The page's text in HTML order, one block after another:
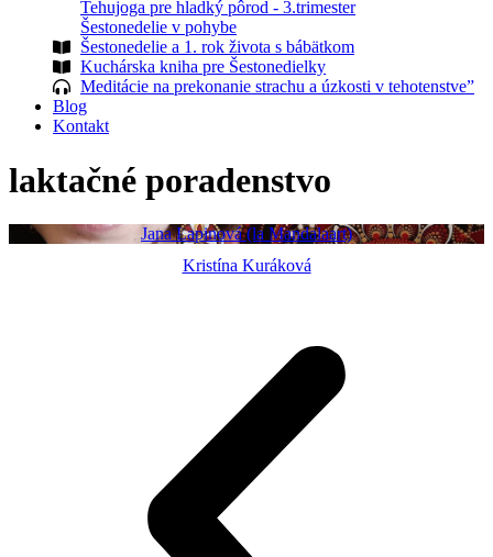
Tehujoga pre hladký pôrod - 3.trimester
Šestonedelie v pohybe
Šestonedelie a 1. rok života s bábätkom
Kuchárska kniha pre Šestonedielky
Meditácie na prekonanie strachu a úzkosti v tehotenstve”
Blog
Kontakt
laktačné poradenstvo
Jana Lapinová (la Mandalaart)
Kristína Kuráková